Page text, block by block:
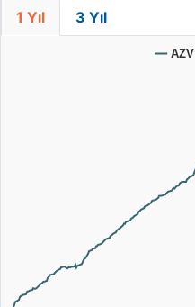
1 Yıl 3 Yıl